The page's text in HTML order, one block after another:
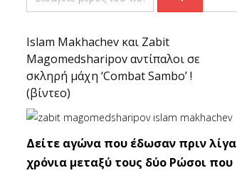
Islam Makhachev και Zabit
Magomedsharipov αντίπαλοι σε
σκληρή μάχη ‘Combat Sambo’ !
(βίντεο)
Δείτε αγώνα που έδωσαν πριν λίγα
χρόνια μεταξύ τους δύο Ρώσοι που